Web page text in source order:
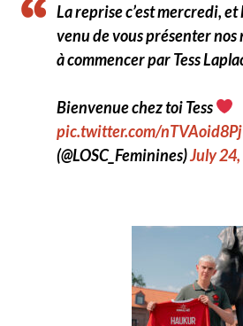
La reprise c’est mercredi, et
venu de vous présenter nos
à commencer par Tess
Bienvenue chez toi Tess
pic.twitter.com/nTVAoid8Pj
(@LOSC_Feminines)July